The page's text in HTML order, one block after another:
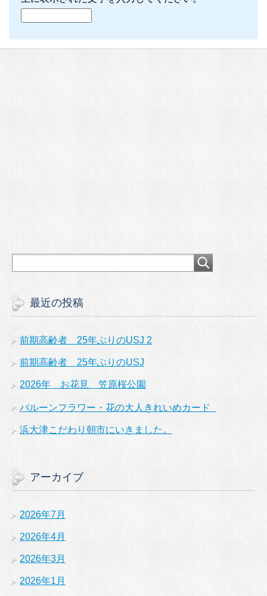
最近の投稿
前期高齢者 25年ぶりのUSJ 2
前期高齢者 25年ぶりのUSJ
2026年 お花見 笠原桜公園
バルーンフラワー・花の大人きれいめカード
浜大津こだわり朝市にいきました。
アーカイブ
2026年7月
2026年4月
2026年3月
2026年1月